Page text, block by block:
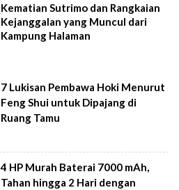
Kematian Sutrimo dan Rangkaian
Kejanggalan yang Muncul dari
Kampung Halaman
7 Lukisan Pembawa Hoki Menurut
Feng Shui untuk Dipajang di
Ruang Tamu
4 HP Murah Baterai 7000 mAh,
Tahan hingga 2 Hari dengan